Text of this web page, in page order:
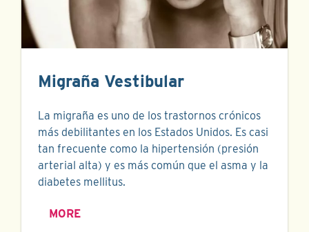
Migraña Vestibular
La migraña es uno de los trastornos crónicos
más debilitantes en los Estados Unidos. Es casi
tan frecuente como la hipertensión (presión
arterial alta) y es más común que el asma y la
diabetes mellitus.
MORE